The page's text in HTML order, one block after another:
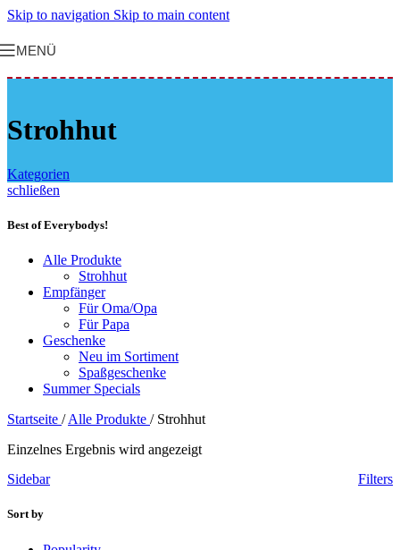
Skip to navigation Skip to main content
MENÜ
Strohhut
Kategorien
schließen
Best of Everybodys!
Alle Produkte
Strohhut
Empfänger
Für Oma/Opa
Für Papa
Geschenke
Neu im Sortiment
Spaßgeschenke
Summer Specials
Startseite / Alle Produkte / Strohhut
Einzelnes Ergebnis wird angezeigt
Sidebar
Filters
Sort by